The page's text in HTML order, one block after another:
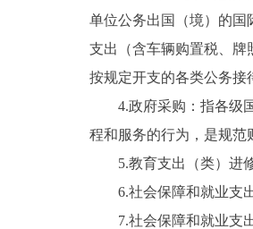
单位公务出国（境）的国
支出（含车辆购置税、牌
按规定开支的各类公务接
4.政府采购：指各级国
程和服务的行为，是规范
5.教育支出（类）进修
6.社会保障和就业支出
7.社会保障和就业支出